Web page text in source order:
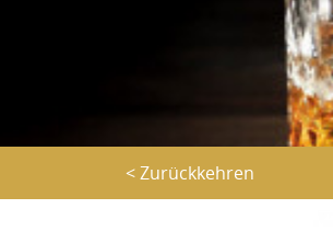
< Zurückkehren